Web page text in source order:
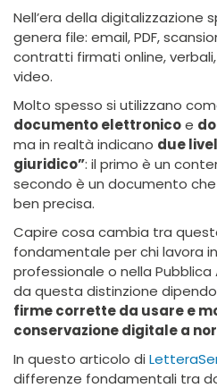
Nell’era della digitalizzazione
genera file: email, PDF,
contratti firmati online,
video.
Molto spesso si utilizzano
documento elettronicoe
ma in realtà indicano due
giuridico”: il primo è un
secondo è un documento
ben precisa.
Capire cosa cambia tra
fondamentale per chi lavora
professionale o nella
da questa distinzione
firme corrette da usare e
conservazione digitale a
In questo articolo di
differenze fondamentali tra